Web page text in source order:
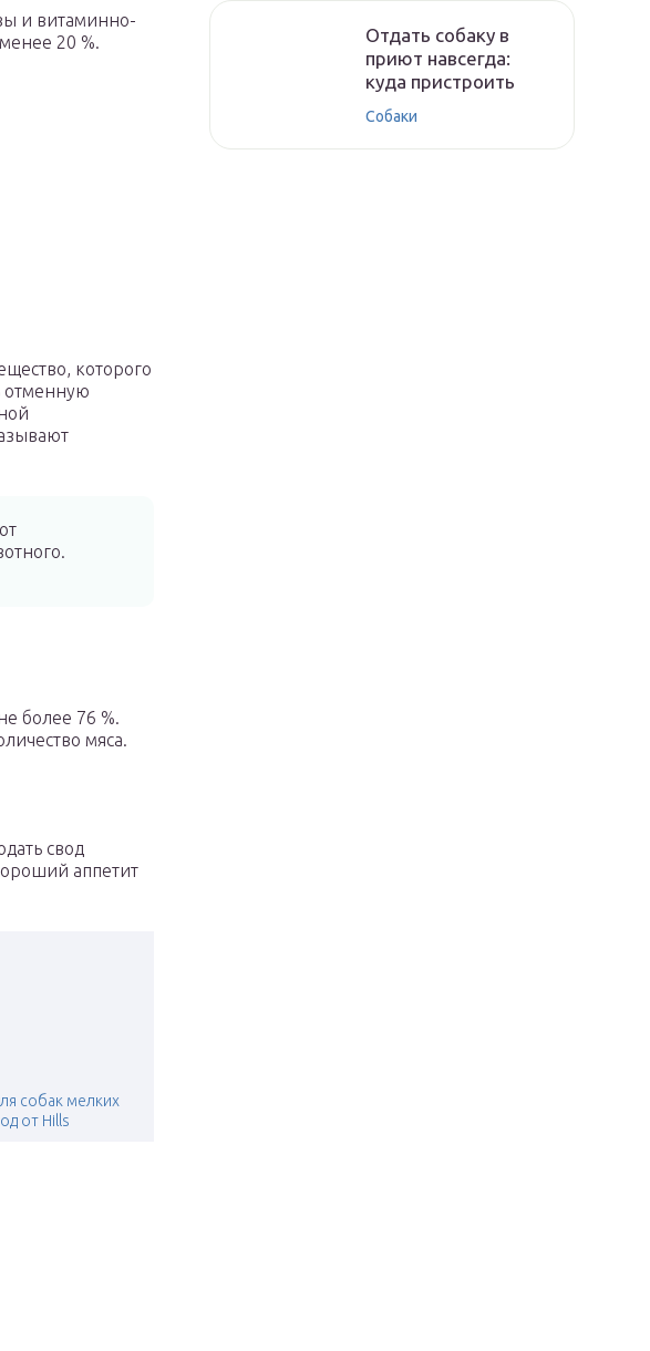
и витаминно-
20 %.
которого
отменную
более 76 %.
мяса.
свод
аппетит
собак мелких
от Hills
Отдать собаку в
приют навсегда:
куда пристроить
Собаки